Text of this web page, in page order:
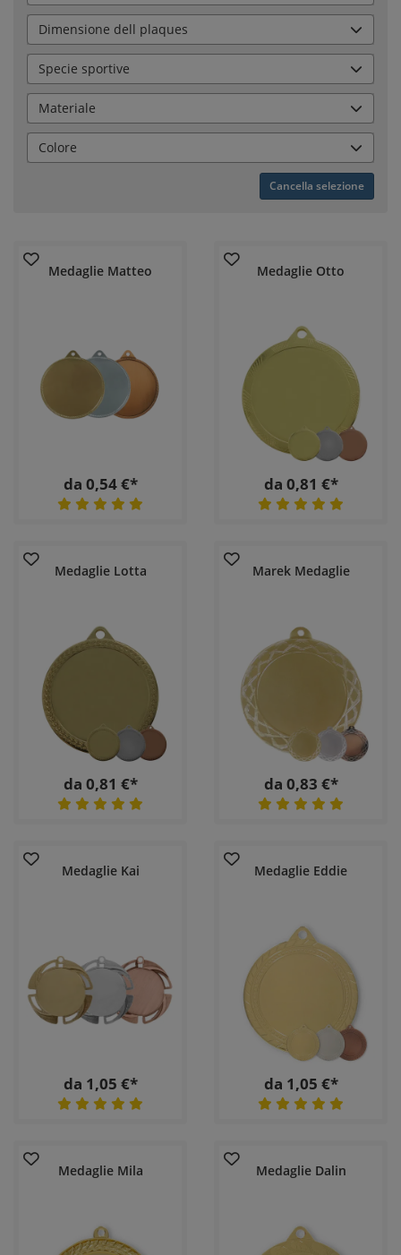
Dimensione dell plaques
Specie sportive
Materiale
Colore
Cancella selezione
Medaglie Matteo
da 0,54 €*
Medaglie Otto
da 0,81 €*
Medaglie Lotta
da 0,81 €*
Marek Medaglie
da 0,83 €*
Medaglie Kai
da 1,05 €*
Medaglie Eddie
da 1,05 €*
Medaglie Mila Medaglie Dalin